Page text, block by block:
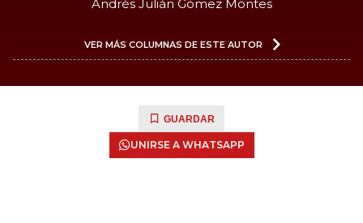
Andrés Julián Gómez Montes
VER MÁS COLUMNAS DE ESTE AUTOR
GUARDAR
UNIRSE A WHATSAPP